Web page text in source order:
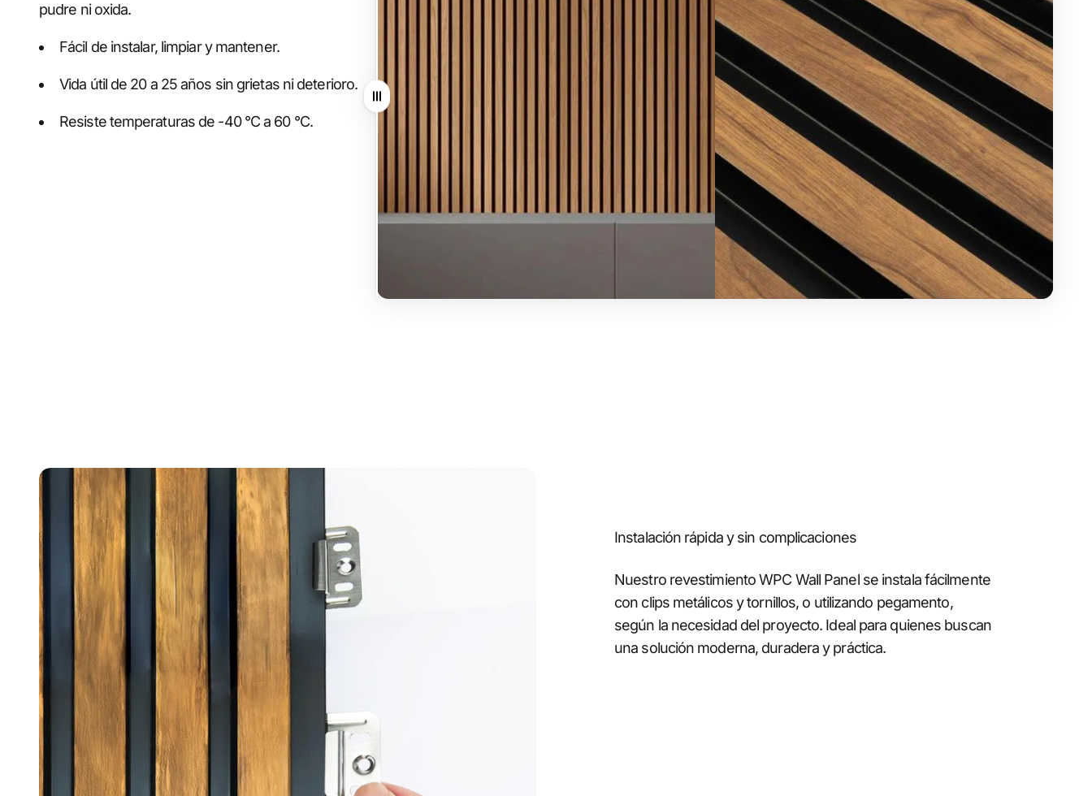
pudre ni oxida.
Fácil de instalar, limpiar y mantener.
Vida útil de 20 a 25 años sin grietas ni deterioro.
Resiste temperaturas de -40 °C a 60 °C.
Arrastrar
Instalación rápida y sin complicaciones
Nuestro revestimiento WPC Wall Panel se instala fácilmente
con clips metálicos y tornillos, o utilizando pegamento,
según la necesidad del proyecto. Ideal para quienes buscan
una solución moderna, duradera y práctica.